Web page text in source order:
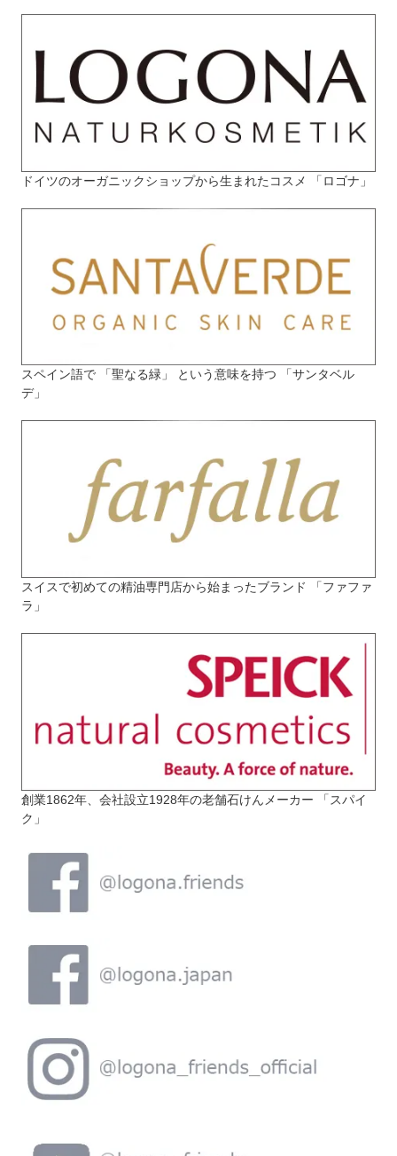
ドイツのオーガニックショップから生まれたコスメ 「ロゴナ」
スペイン語で 「聖なる緑」 という意味を持つ 「サンタベル
デ」
スイスで初めての精油専門店から始まったブランド 「ファファ
ラ」
創業1862年、会社設立1928年の老舗石けんメーカー 「スパイ
ク」